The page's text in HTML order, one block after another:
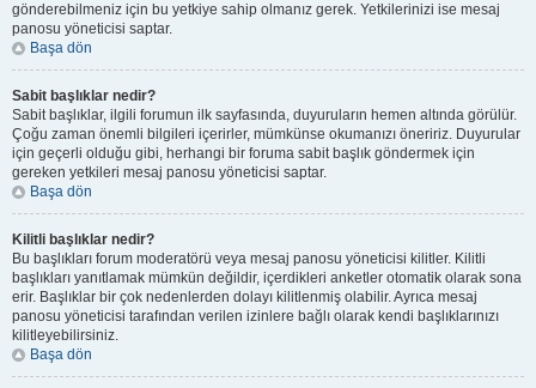
gönderebilmeniz için bu yetkiye sahip olmanız gerek. Yetkilerinizi ise mesaj
panosu yöneticisi saptar.
Başa dön
Sabit başlıklar nedir?
Sabit başlıklar, ilgili forumun ilk sayfasında, duyuruların hemen altında görülür.
Çoğu zaman önemli bilgileri içerirler, mümkünse okumanızı öneririz. Duyurular
için geçerli olduğu gibi, herhangi bir foruma sabit başlık göndermek için
gereken yetkileri mesaj panosu yöneticisi saptar.
Başa dön
Kilitli başlıklar nedir?
Bu başlıkları forum moderatörü veya mesaj panosu yöneticisi kilitler. Kilitli
başlıkları yanıtlamak mümkün değildir, içerdikleri anketler otomatik olarak sona
erir. Başlıklar bir çok nedenlerden dolayı kilitlenmiş olabilir. Ayrıca mesaj
panosu yöneticisi tarafından verilen izinlere bağlı olarak kendi başlıklarınızı
kilitleyebilirsiniz.
Başa dön